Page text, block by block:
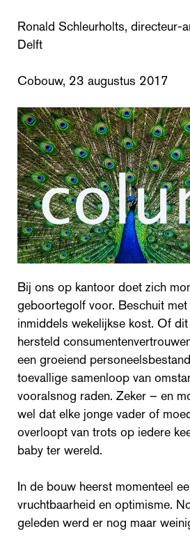
Ronald Schleurholts, directeur-
Delft
Cobouw, 23 augustus 2017
Bij ons op kantoor doet zich
geboortegolf voor. Beschuit
inmiddels wekelijkse kost. Of
hersteld
een groeiend
toevallige samenloop van
vooralsnog raden. Zeker – en
wel dat elke jonge vader of
overloopt van trots op iedere
baby ter wereld.
In de bouw heerst momenteel
vruchtbaarheid en optimisme.
geleden werd er nog maar